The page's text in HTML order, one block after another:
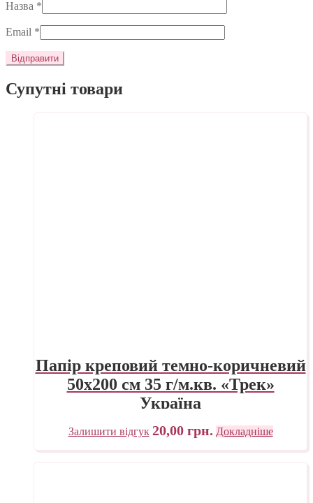
Назва *
Email *
Супутні товари
Папір креповий темно-коричневий
50х200 см 35 г/м.кв. «Трек»
Україна
Залишити відгук 20,00 грн. Докладніше